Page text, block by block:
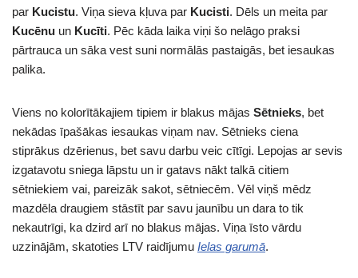
par Kucistu. Viņa sieva kļuva par Kucisti. Dēls un meita par
Kucēnu un Kucīti. Pēc kāda laika viņi šo nelāgo praksi
pārtrauca un sāka vest suni normālās pastaigās, bet iesaukas
palika.
Viens no kolorītākajiem tipiem ir blakus mājas Sētnieks, bet
nekādas īpašākas iesaukas viņam nav. Sētnieks ciena
stiprākus dzērienus, bet savu darbu veic cītīgi. Lepojas ar sevis
izgatavotu sniega lāpstu un ir gatavs nākt talkā citiem
sētniekiem vai, pareizāk sakot, sētniecēm. Vēl viņš mēdz
mazdēla draugiem stāstīt par savu jaunību un dara to tik
nekautrīgi, ka dzird arī no blakus mājas. Viņa īsto vārdu
uzzinājām, skatoties LTV raidījumu Ielas garumā.